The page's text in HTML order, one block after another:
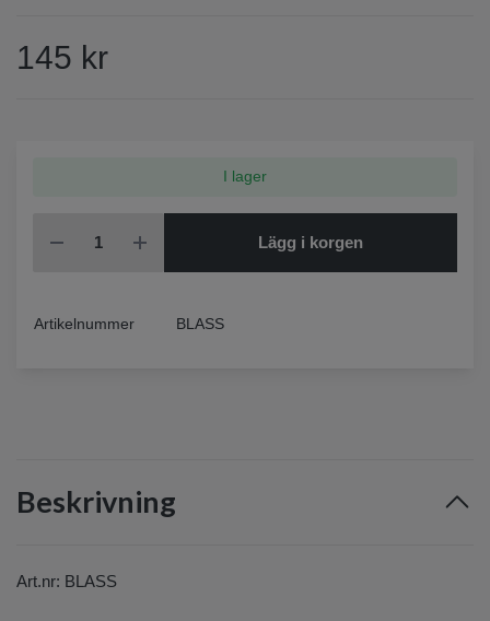
145 kr
I lager
Lägg i korgen
Artikelnummer BLASS
Beskrivning
Art.nr: BLASS